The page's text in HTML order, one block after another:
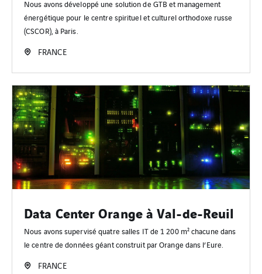
Nous avons développé une solution de GTB et management
énergétique pour le centre spirituel et culturel orthodoxe russe
(CSCOR), à Paris.
FRANCE
Data Center Orange à Val-de-Reuil
Nous avons supervisé quatre salles IT de 1 200 m² chacune dans
le centre de données géant construit par Orange dans l’Eure.
FRANCE